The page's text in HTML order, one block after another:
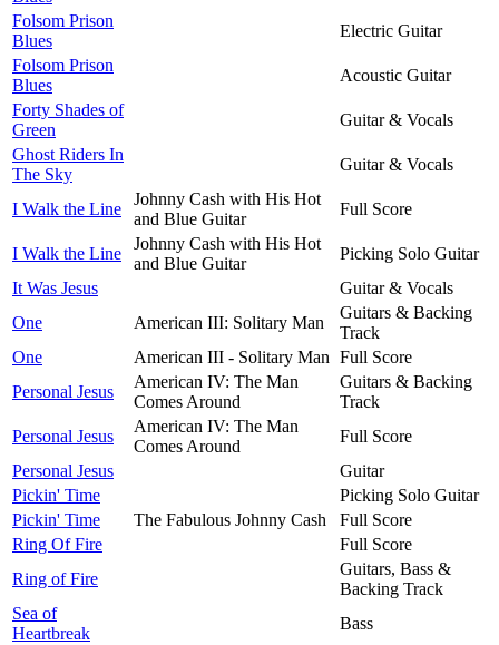
Folsom Prison
Blues
Electric Guitar
Folsom Prison
Blues
Acoustic Guitar
Forty Shades of
Green
Guitar & Vocals
Ghost Riders In
The Sky
Guitar & Vocals
I Walk the Line
Johnny Cash with His Hot
and Blue Guitar
Full Score
I Walk the Line
Johnny Cash with His Hot
and Blue Guitar
Picking Solo Guitar
It Was Jesus
Guitar & Vocals
One
American III: Solitary Man
Guitars & Backing
Track
One
American III - Solitary Man Full Score
Personal Jesus
American IV: The Man
Comes Around
Guitars & Backing
Track
Personal Jesus
American IV: The Man
Comes Around
Full Score
Personal Jesus
Guitar
Pickin' Time
Picking Solo Guitar
Pickin' Time
The Fabulous Johnny Cash
Full Score
Ring Of Fire
Full Score
Ring of Fire
Guitars, Bass &
Backing Track
Sea of
Heartbreak
Bass